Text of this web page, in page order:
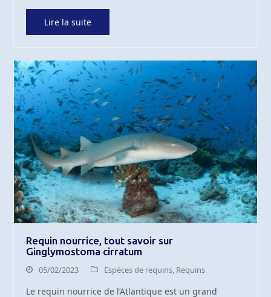
Lire la suite
Requin nourrice, tout savoir sur
Ginglymostoma cirratum
05/02/2023 Espèces de requins Requins
Le requin nourrice de l’Atlantique est un grand